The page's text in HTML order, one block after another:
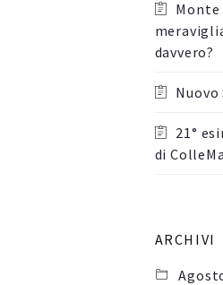
davvero?
Nuovo
21°
di
ARCHIVI